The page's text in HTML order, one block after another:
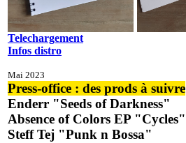
Telechargement
Infos distro
Mai 2023
Press-office : des prods à suivre
Enderr "Seeds of Darkness"
Absence of Colors EP "Cycles"
Steff Tej "Punk n Bossa"